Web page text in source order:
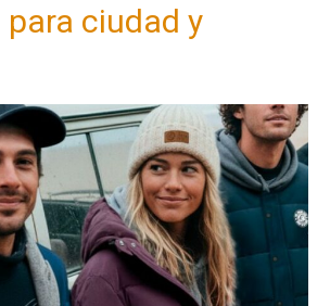
para ciudad y